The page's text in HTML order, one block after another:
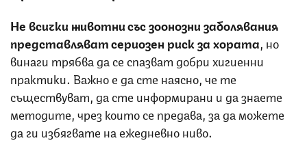
Не всички животни със зоонозни заболявания
представляват сериозен риск за хората , но
винаги трябва да се спазват добри хигиенни
практики. Важно е да сте наясно, че те
съществуват, да сте информирани и да знаете
методите, чрез които се предава, за да можете
да ги избягвате на ежедневно ниво.